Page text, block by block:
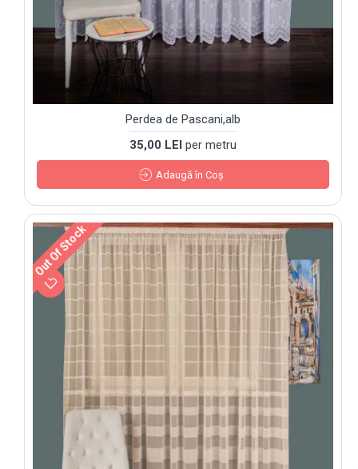
Perdea de Pascani,alb
35,00 LEI per metru
Adaugă în Coş
Out Of Stock